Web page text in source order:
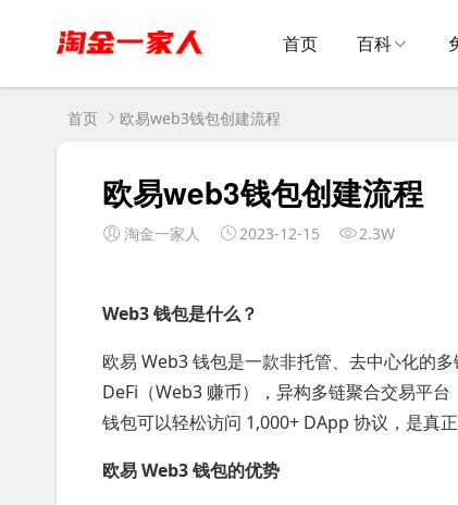
首页 百科
首页 欧易web3钱包创建流程
欧易web3钱包创建流程
淘金一家人 2023-12-15 2.3W
Web3 钱包是什么？
欧易 Web3 钱包是一款非托管、去中心化的
DeFi（Web3 赚币），异构多链聚合交易平
钱包可以轻松访问 1,000+ DApp 协议，是真
欧易 Web3 钱包的优势